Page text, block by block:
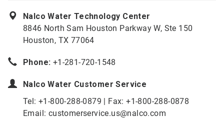
Nalco Water Technology Center
8846 North Sam Houston Parkway W, Ste 150
Houston, TX 77064
Phone: +1-281-720-1548
Nalco Water Customer Service
Tel: +1-800-288-0879 | Fax: +1-800-288-0878
Email: customerservice.us@nalco.com